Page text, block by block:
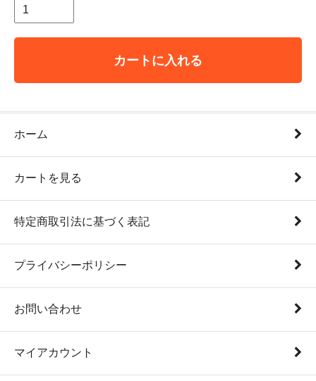
カートに入れる
ホーム
カートを見る
特定商取引法に基づく表記
プライバシーポリシー
お問い合わせ
マイアカウント